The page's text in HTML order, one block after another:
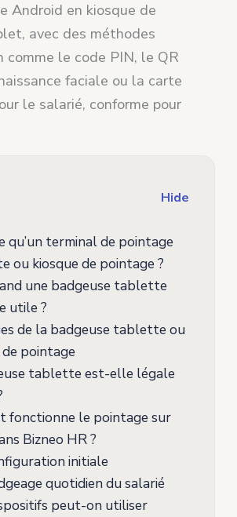
Android en kiosque de
avec des méthodes
comme le code PIN, le QR
faciale ou la carte
le salarié, conforme pour
Hide
qu’un terminal de pointage
ou kiosque de pointage ?
une badgeuse tablette
utile ?
de la badgeuse tablette ou
pointage
tablette est-elle légale
fonctionne le pointage sur
Bizneo HR ?
initiale
quotidien du salarié
peut-on utiliser